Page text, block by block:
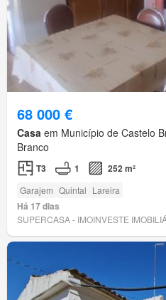
68 000 €
Casa em Município de Castelo
Branco
T3 1 252 m²
Garajem Quintal Lareira
Há 17 dias
SUPERCASA - IMOINVESTE